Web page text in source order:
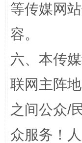
招工难、
等传媒网
容。
六、本传
联网主阵
之间公众/
众服务！